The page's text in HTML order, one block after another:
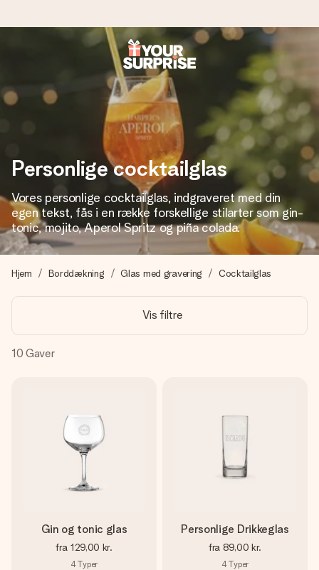
Bestil i dag, sendes inden for 1 hverdag
Vi laver din gave med omhu og sender den lynhurtigt – så
du kan give den på det helt rette tidspunkt, når den
betyder allermest.
4,7 (baseret på +15.000 anmeldelser)
Vores gaver inspirerer. Kunderne giver os 4,7 på Google
Reviews.
Lav noget særligt i blot få trin – med hendes navn, et
billede af dig eller en besked, der går lige i hendes hjerte.
Intet besvær men udelukkende en masse kærlighed i
øjeblikket.
Personlige cocktailglas
Vores personlige cocktailglas, indgraveret med din
egen tekst, fås i en række forskellige stilarter som gin-
tonic, mojito, Aperol Spritz og piña colada.
Hjem Borddækning Glas med gravering Cocktailglas
Vis filtre
10 Gaver
Gin og tonic glas
fra 129,00 kr.
4Typer
Personlige Drikkeglas
fra 89,00 kr.
4Typer